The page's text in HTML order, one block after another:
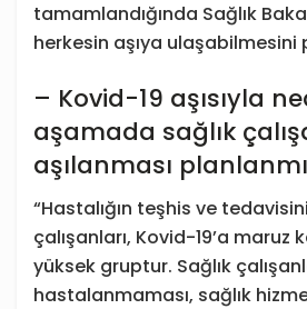
tamamlandığında Sağlık
herkesin aşıya ulaşabilmesini
– Kovid-19 aşısıyla
aşamada sağlık
aşılanması
“Hastalığın teşhis ve
çalışanları, Kovid-19’a maruz
yüksek gruptur. Sağlık
hastalanmaması, sağlık